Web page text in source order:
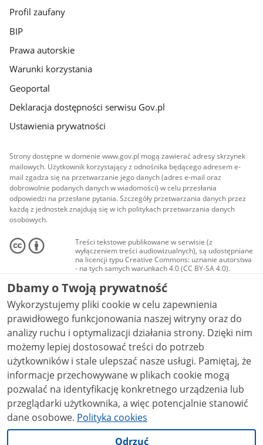
Profil zaufany
BIP
Prawa autorskie
Warunki korzystania
Geoportal
Deklaracja dostępności serwisu Gov.pl
Ustawienia prywatności
Strony dostępne w domenie www.gov.pl mogą zawierać adresy skrzynek
mailowych. Użytkownik korzystający z odnośnika będącego adresem e-
mail zgadza się na przetwarzanie jego danych (adres e-mail oraz
dobrowolnie podanych danych w wiadomości) w celu przesłania
odpowiedzi na przesłane pytania. Szczegóły przetwarzania danych przez
każdą z jednostek znajdują się w ich politykach przetwarzania danych
osobowych.
Treści tekstowe publikowane w serwisie (z
wyłączeniem treści audiowizualnych), są udostępniane
na licencji typu Creative Commons: uznanie autorstwa
- na tych samych warunkach 4.0 (CC BY-SA 4.0).
Materiały audiowizualne, w tym zdjęcia, materiały
audio i wideo, są udostępniane na licencji typu
Creative Commons: uznanie autorstwa użycie
niekomercyjne - bez utworów zależnych 4.0 (CC BY-
NC-ND 4.0), o ile nie jest to stwierdzone inaczej.
Dbamy o Twoją prywatność
Wykorzystujemy pliki cookie w celu zapewnienia
prawidłowego funkcjonowania naszej witryny oraz do
analizy ruchu i optymalizacji działania strony. Dzięki nim
możemy lepiej dostosować treści do potrzeb
użytkowników i stale ulepszać nasze usługi. Pamiętaj, że
informacje przechowywane w plikach cookie mogą
pozwalać na identyfikację konkretnego urządzenia lub
przeglądarki użytkownika, a więc potencjalnie stanowić
dane osobowe. Polityka cookies
Odrzuć